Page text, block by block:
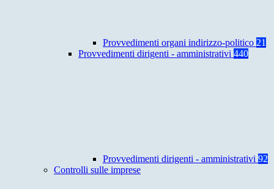
Provvedimenti organi indirizzo-politico 21
Provvedimenti dirigenti - amministrativi 440
Provvedimenti dirigenti - amministrativi 92
Controlli sulle imprese